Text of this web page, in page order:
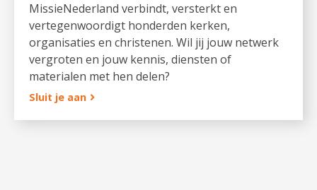
MissieNederland verbindt, versterkt en
vertegenwoordigt honderden kerken,
organisaties en christenen. Wil jij jouw netwerk
vergroten en jouw kennis, diensten of
materialen met hen delen?
Sluit je aan